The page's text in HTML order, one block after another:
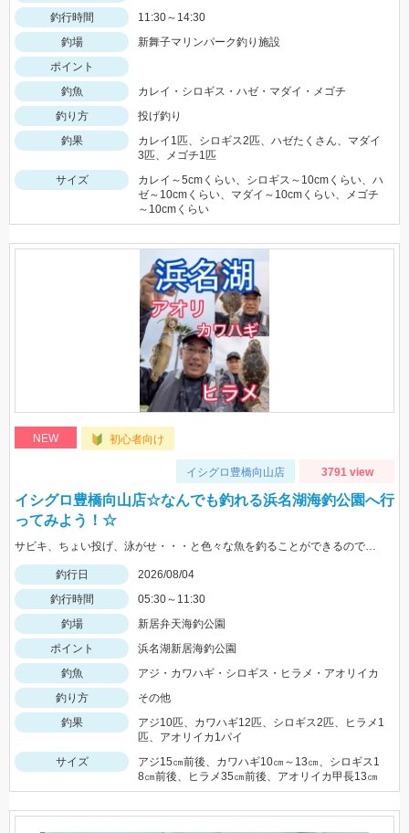
釣行時間
11:30～14:30
釣場
新舞子マリンパーク釣り施設
ポイント
釣魚
カレイ・シロギス・ハゼ・マダイ・メゴチ
釣り方
投げ釣り
釣果
カレイ1匹、シロギス2匹、ハゼたくさん、マダイ
3匹、メゴチ1匹
サイズ
カレイ～5cmくらい、シロギス～10cmくらい、ハ
ゼ～10cmくらい、マダイ～10cmくらい、メゴチ
～10cmくらい
NEW 初心者向け
イシグロ豊橋向山店 3791 view
イシグロ豊橋向山店☆なんでも釣れる浜名湖海釣公園へ行
ってみよう！☆
サビキ、ちょい投げ、泳がせ・・・と色々な魚を釣ることができるので仕掛けも何種類か用意していけば楽しむことができますよ！
釣行日
2026/08/04
釣行時間
05:30～11:30
釣場
新居弁天海釣公園
ポイント
浜名湖新居海釣公園
釣魚
アジ・カワハギ・シロギス・ヒラメ・アオリイカ
釣り方
その他
釣果
アジ10匹、カワハギ12匹、シロギス2匹、ヒラメ1
匹、アオリイカ1パイ
サイズ
アジ15㎝前後、カワハギ10㎝～13㎝、シロギス1
8㎝前後、ヒラメ35㎝前後、アオリイカ甲長13㎝